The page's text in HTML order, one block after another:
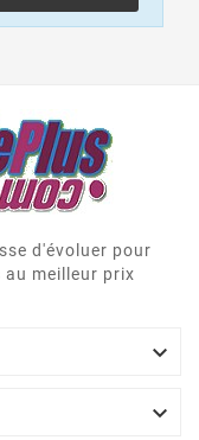
d'évoluer pour
meilleur prix

